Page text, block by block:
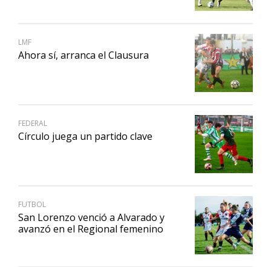
LMF
Ahora sí, arranca el Clausura
FEDERAL
Círculo juega un partido clave
FUTBOL
San Lorenzo venció a Alvarado y
avanzó en el Regional femenino